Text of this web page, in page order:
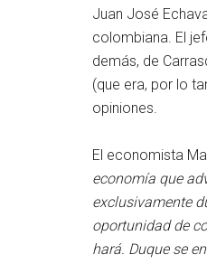
Juan José
colombiana. El
demás, de
(que era, por lo
opiniones.
El economista
economía que
exclusivamente
oportunidad de
hará. Duque se